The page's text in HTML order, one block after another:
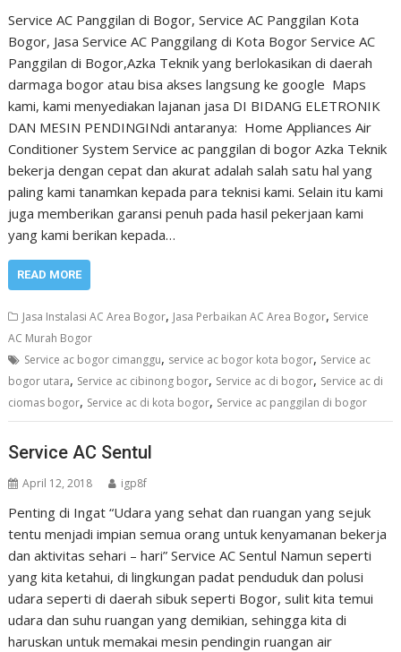
Service AC Panggilan di Bogor, Service AC Panggilan Kota
Bogor, Jasa Service AC Panggilang di Kota Bogor Service AC
Panggilan di Bogor,Azka Teknik yang berlokasikan di daerah
darmaga bogor atau bisa akses langsung ke google Maps
kami, kami menyediakan lajanan jasa DI BIDANG ELETRONIK
DAN MESIN PENDINGINdi antaranya: Home Appliances Air
Conditioner System Service ac panggilan di bogor Azka Teknik
bekerja dengan cepat dan akurat adalah salah satu hal yang
paling kami tanamkan kepada para teknisi kami. Selain itu kami
juga memberikan garansi penuh pada hasil pekerjaan kami
yang kami berikan kepada…
READ MORE
Jasa Instalasi AC Area Bogor, Jasa Perbaikan AC Area Bogor, Service
AC Murah Bogor
Service ac bogor cimanggu, service ac bogor kota bogor, Service ac
bogor utara, Service ac cibinong bogor, Service ac di bogor, Service ac di
ciomas bogor, Service ac di kota bogor, Service ac panggilan di bogor
Service AC Sentul
April 12, 2018 igp8f
Penting di Ingat “Udara yang sehat dan ruangan yang sejuk
tentu menjadi impian semua orang untuk kenyamanan bekerja
dan aktivitas sehari – hari” Service AC Sentul Namun seperti
yang kita ketahui, di lingkungan padat penduduk dan polusi
udara seperti di daerah sibuk seperti Bogor, sulit kita temui
udara dan suhu ruangan yang demikian, sehingga kita di
haruskan untuk memakai mesin pendingin ruangan air